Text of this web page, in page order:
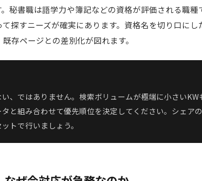
秘書職は語学力や簿記などの資格が評価される職種
探すニーズが確実にあります。資格名を切り口にし
存ページとの差別化が図れます。
、ではありません。検索ボリュームが極端に小さいKW
と組み合わせて優先順位を決定してください。シェアの
トで行いましょう。